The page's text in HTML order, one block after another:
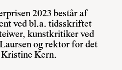
2023 består af
ved bl.a. tidsskriftet
kunstkritiker ved
og rektor for det
Kern.